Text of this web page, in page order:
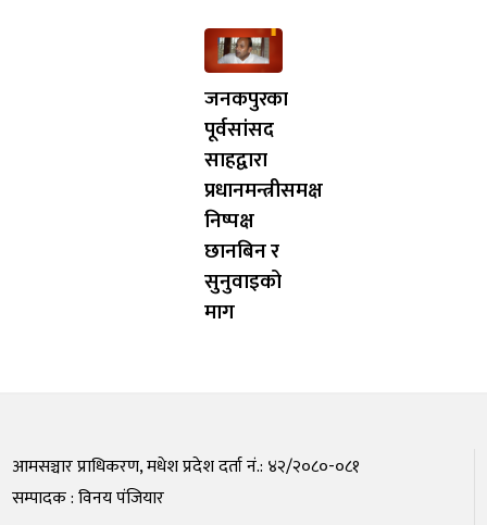
जनकपुरका
पूर्वसांसद
साहद्वारा
प्रधानमन्त्रीसमक्ष
निष्पक्ष
छानबिन र
सुनुवाइको
माग
आमसञ्चार प्राधिकरण, मधेश प्रदेश दर्ता नं.: ४२/२०८०-०८१
सम्पादक : विनय पंजियार